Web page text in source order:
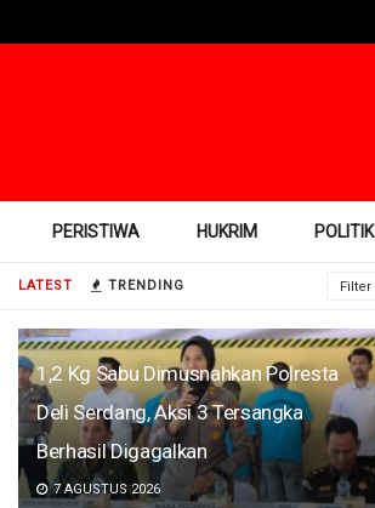
LATEST TRENDING Filter
1,2 Kg Sabu Dimusnahkan Polresta
Deli Serdang, Aksi 3 Tersangka
Berhasil Digagalkan
7 AGUSTUS 2026
PERISTIWA HUKRIM POLITIK